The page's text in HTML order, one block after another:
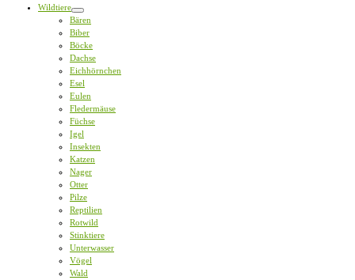
Wildtiere
Bären
Biber
Böcke
Dachse
Eichhörnchen
Esel
Eulen
Fledermäuse
Füchse
Igel
Insekten
Katzen
Nager
Otter
Pilze
Reptilien
Rotwild
Stinktiere
Unterwasser
Vögel
Wald